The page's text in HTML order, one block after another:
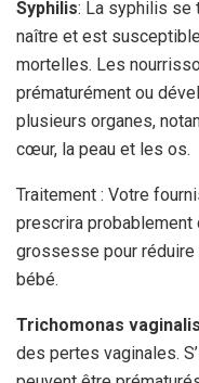
Syphilis: La syphilis se
naître et est
mortelles. Les
prématurément ou
plusieurs organes,
cœur, la peau et les os.
Traitement : Votre
prescrira
grossesse pour
bébé.
Trichomonas vaginalis
des pertes vaginales.